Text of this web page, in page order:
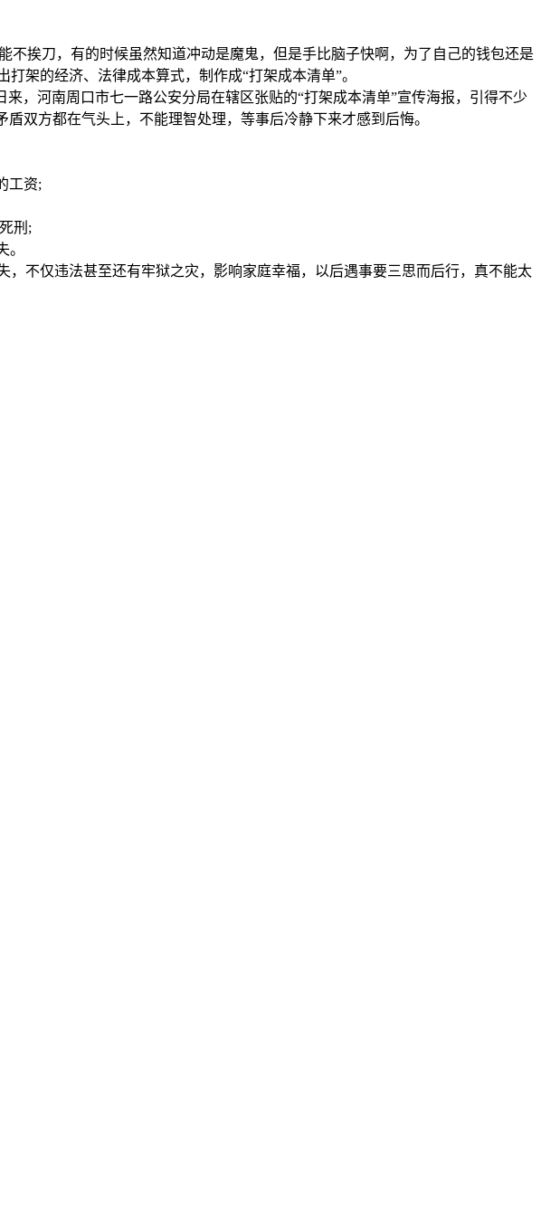
挨刀，有的时候虽然知道冲动是魔鬼，但是手比脑子快啊，为了自己的钱包还是
架的经济、法律成本算式，制作成“打架成本清单”。
河南周口市七一路公安分局在辖区张贴的“打架成本清单”宣传海报，引得不少
双方都在气头上，不能理智处理，等事后冷静下来才感到后悔。
工资;
刑;
仅违法甚至还有牢狱之灾，影响家庭幸福，以后遇事要三思而后行，真不能太